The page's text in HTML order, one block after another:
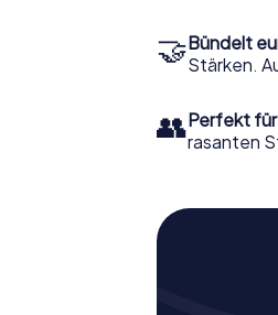
🤝Bündelt
Stärken.
👥Perfekt
rasanten